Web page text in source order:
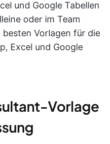
und Google Tabellen
oder im Team
Vorlagen für die
Excel und Google
Vorlage